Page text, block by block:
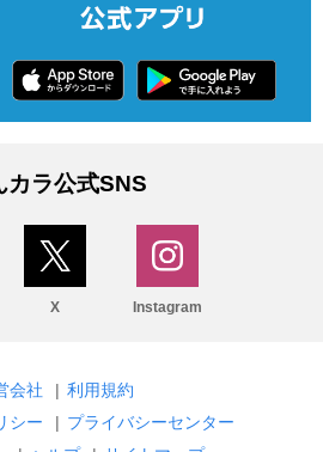
カラ公式SNS
X Instagram
会社 | 利用規約
シー
| プライバシーセンター